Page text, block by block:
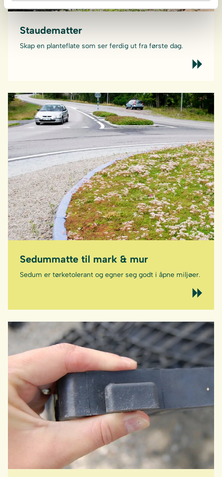
Staudematter
Skap en planteflate som ser ferdig ut fra første dag.
Sedummatte til mark & mur
Sedum er tørketolerant og egner seg godt i åpne miljøer.